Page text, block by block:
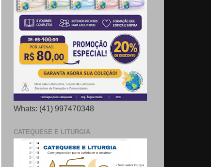
Whats: (41) 997470348
CATEQUESE E LITURGIA